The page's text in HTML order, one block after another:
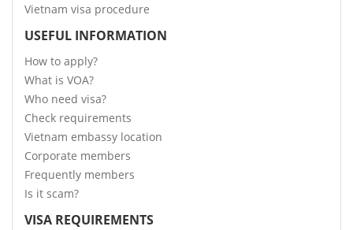
Vietnam visa procedure
USEFUL INFORMATION
How to apply?
What is VOA?
Who need visa?
Check requirements
Vietnam embassy location
Corporate members
Frequently members
Is it scam?
VISA REQUIREMENTS